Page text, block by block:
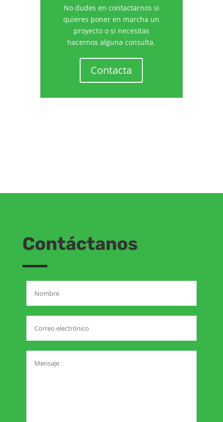
No dudes en contactarnos si
quieres poner en marcha un
proyecto o si necesitas
hacernos alguna consulta.
Contacta
Contáctanos